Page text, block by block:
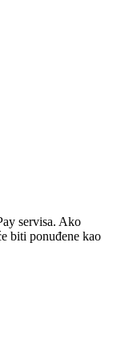
servisa. Ako
biti ponuđene kao